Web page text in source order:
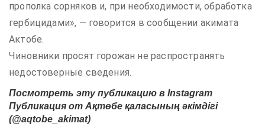
прополка сорняков и, при необходимости, обработка
гербицидами», — говорится в сообщении акимата
Актобе.
Чиновники просят горожан не распространять
недостоверные сведения.
Посмотреть эту публикацию в Instagram
Публикация от Ақтөбе қаласының әкімдігi
(@aqtobe_akimat)